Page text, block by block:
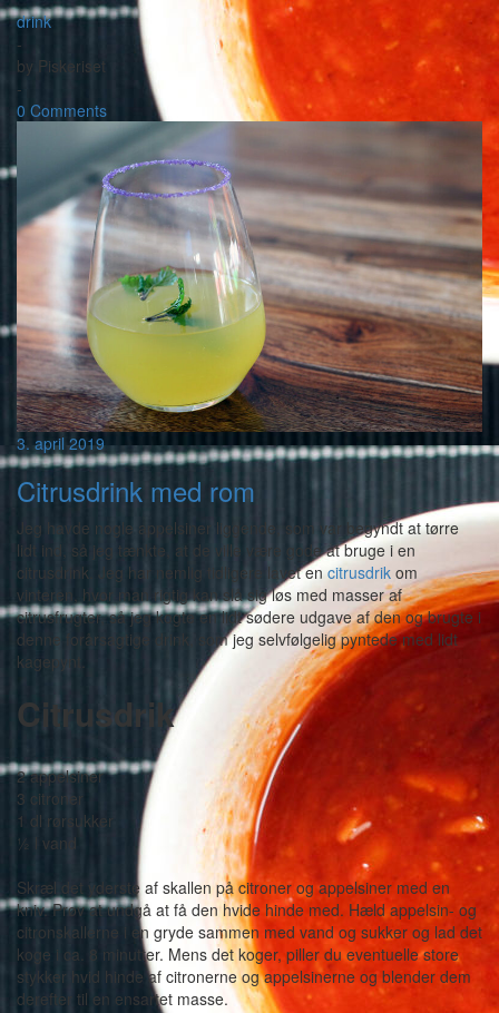
drink
-
by Piskeriset
-
0 Comments
3. april 2019
Citrusdrink med rom
Jeg havde nogle appelsiner liggende, som var begyndt at tørre
lidt ind, så jeg tænkte, at de ville være gode at bruge i en
citrusdrink. Jeg har nemlig tidligere lavet encitrusdrik om
vinteren, hvor man rigtig kan slå sig løs med masser af
citrusfrugter, så jeg kogte en lidt sødere udgave af den og brugte i
denne forårsagtige drink, som jeg selvfølgelig pyntede med lidt
kagepynt.
Citrusdrik
2 appelsiner
3 citroner
1 dl rørsukker
½ l vand
Skræl det yderste af skallen på citroner og appelsiner med en
kniv. Prøv at undgå at få den hvide hinde med. Hæld appelsin- og
citronskallerne i en gryde sammen med vand og sukker og lad det
koge i ca. 8 minutter. Mens det koger, piller du eventuelle store
stykker hvid hinde af citronerne og appelsinerne og blender dem
derefter til en ensartet masse.